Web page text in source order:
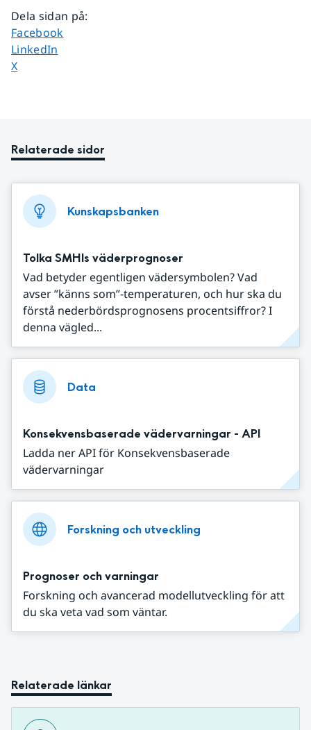
Dela sidan på:
Dela sidan på
Facebook
Dela sidan på
LinkedIn
Dela sidan på
X
Relaterade sidor
Kunskapsbanken
Tolka SMHIs väderprognoser
Vad betyder egentligen vädersymbolen? Vad
avser ”känns som”-temperaturen, och hur ska du
förstå nederbördsprognosens procentsiffror? I
denna vägled...
Data
Konsekvensbaserade vädervarningar - API
Ladda ner API för Konsekvensbaserade
vädervarningar
Forskning och utveckling
Prognoser och varningar
Forskning och avancerad modellutveckling för att
du ska veta vad som väntar.
Relaterade länkar